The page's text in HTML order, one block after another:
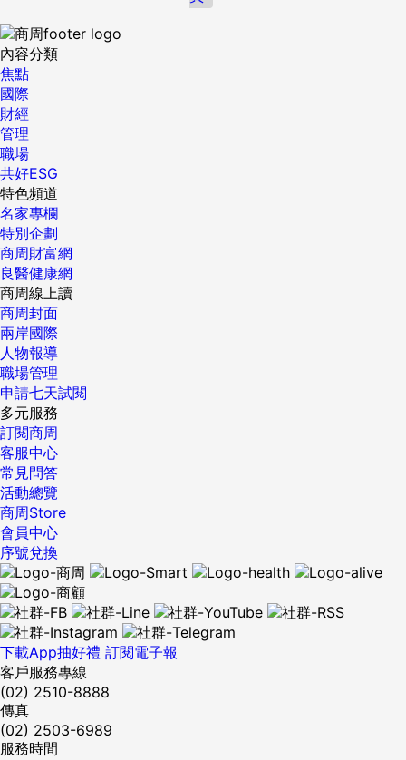
內容分類
焦點
國際
財經
管理
職場
共好ESG
特色頻道
名家專欄
特別企劃
商周財富網
良醫健康網
商周線上讀
商周封面
兩岸國際
人物報導
職場管理
申請七天試閱
多元服務
訂閱商周
客服中心
常見問答
活動總覽
商周Store
會員中心
序號兌換
下載App抽好禮 訂閱電子報
客戶服務專線
(02) 2510-8888
傳真
(02) 2503-6989
服務時間